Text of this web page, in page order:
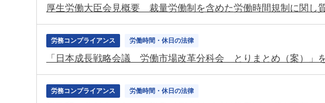
労務コンプライアンス 労働時間・休日の法律
労務コンプライアンス 労働時間・休日の法律